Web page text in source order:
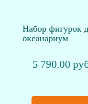
Набор фигурок
океанариум
5 790.00